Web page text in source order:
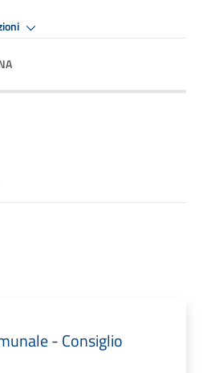
- Consiglio